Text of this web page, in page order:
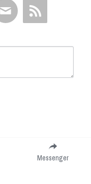
Messenger